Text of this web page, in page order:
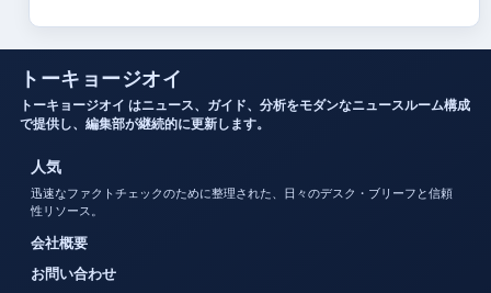
トーキョージオイ
トーキョージオイ はニュース、ガイド、分析をモダンなニュースルーム構成
で提供し、編集部が継続的に更新します。
人気
迅速なファクトチェックのために整理された、日々のデスク・ブリーフと信頼
性リソース。
会社概要
お問い合わせ